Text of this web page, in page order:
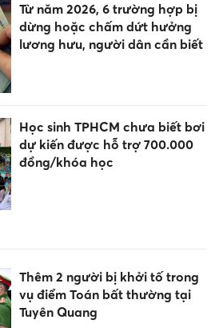
Từ năm 2026, 6 trường hợp bị
dừng hoặc chấm dứt hưởng
lương hưu, người dân cần biết
Học sinh TPHCM chưa biết bơi
dự kiến được hỗ trợ 700.000
đồng/khóa học
Thêm 2 người bị khởi tố trong
vụ điểm Toán bất thường tại
Tuyên Quang